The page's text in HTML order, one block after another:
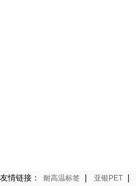
友情链接： 耐高温标签 亚银PET